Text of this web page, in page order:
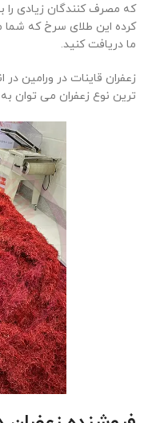
که مصرف کنندگان زیادی
کرده این طلای سرخ که شما
ما دریافت کنید.
زعفران قاینات در ورامین
ترین نوع زعفران می توان